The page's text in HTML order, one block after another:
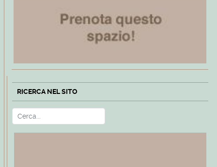
RICERCA NEL SITO
Cerca Type 2 or more characters for